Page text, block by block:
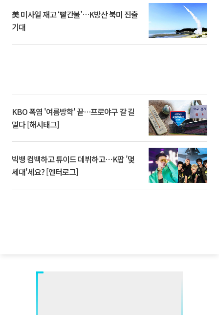
美 미사일 재고 ‘빨간불’…K방산 북미 진출
기대
KBO 폭염 '여름방학' 끝…프로야구 갈 길
멀다 [해시태그]
빅뱅 컴백하고 튜이드 데뷔하고⋯K팝 '몇
세대'세요? [엔터로그]